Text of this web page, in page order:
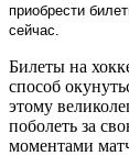
приобрести
сейчас.
Билеты на
способ
этому
поболеть за
моментами